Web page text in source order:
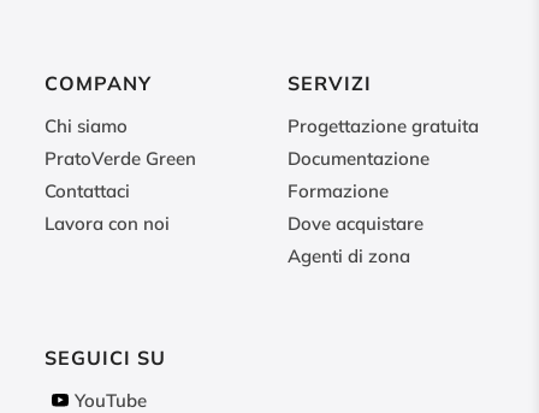
COMPANY
Chi siamo
PratoVerde Green
Contattaci
Lavora con noi
SERVIZI
Progettazione gratuita
Documentazione
Formazione
Dove acquistare
Agenti di zona
SEGUICI SU
YouTube